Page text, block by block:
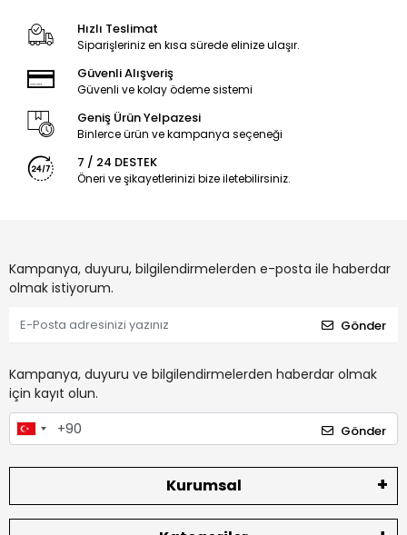
Hızlı Teslimat
Siparişleriniz en kısa sürede elinize ulaşır.
Güvenli Alışveriş
Güvenli ve kolay ödeme sistemi
Geniş Ürün Yelpazesi
Binlerce ürün ve kampanya seçeneği
7 / 24 DESTEK
Öneri ve şikayetlerinizi bize iletebilirsiniz.
Kampanya, duyuru, bilgilendirmelerden e-posta ile haberdar
olmak istiyorum.
Gönder
Kampanya, duyuru ve bilgilendirmelerden haberdar olmak
için kayıt olun.
Gönder
Kurumsal